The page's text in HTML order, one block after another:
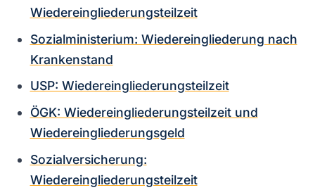
Wiedereingliederungsteilzeit
Sozialministerium: Wiedereingliederung nach
Krankenstand
USP: Wiedereingliederungsteilzeit
ÖGK: Wiedereingliederungsteilzeit und
Wiedereingliederungsgeld
Sozialversicherung:
Wiedereingliederungsteilzeit